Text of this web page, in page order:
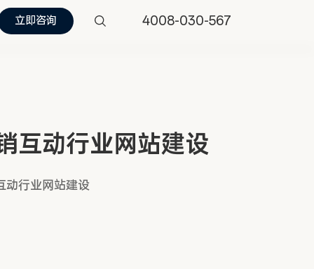
立即咨询 4008-030-567
互动行业网站建设
动行业网站建设